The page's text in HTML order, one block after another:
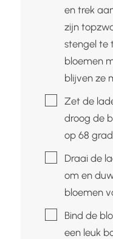
en trek
zijn
stengel te
bloemen
blijven ze
▢
Zet de
droog de
op 68
▢Draai de
om en
bloemen
▢Bind de
een leuk